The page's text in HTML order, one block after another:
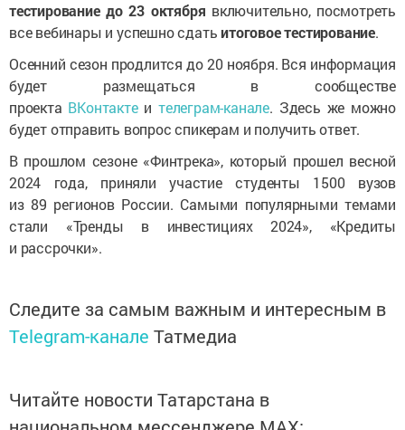
тестирование до 23 октября включительно, посмотреть
все вебинары и успешно сдатьитоговое тестирование.
Осенний сезон продлится до 20 ноября. Вся информация
будет размещаться в сообществе
проекта ВКонтактеителеграм-канале. Здесь же можно
будет отправить вопрос спикерам и получить ответ.
В прошлом сезоне «Финтрека», который прошел весной
2024 года, приняли участие студенты 1500 вузов
из 89 регионов России. Самыми популярными темами
стали «Тренды в инвестициях 2024», «Кредиты
и рассрочки».
Следите за самым важным и интересным в
Telegram-канале Татмедиа
Читайте новости Татарстана в